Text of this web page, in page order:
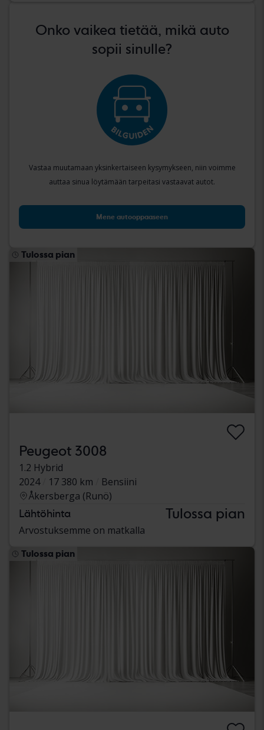
Onko vaikea tietää, mikä auto
sopii sinulle?
Vastaa muutamaan yksinkertaiseen kysymykseen, niin voimme
auttaa sinua löytämään tarpeitasi vastaavat autot.
Mene autooppaaseen
Tulossa pian
Peugeot 3008
1.2 Hybrid
2024
17 380 km
Bensiini
Åkersberga (Runö)
Lähtöhinta Tulossa pian
Arvostuksemme on matkalla
Tulossa pian